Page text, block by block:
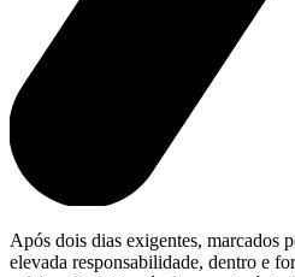
Após dois dias exigentes, marcados
elevada responsabilidade, dentro e